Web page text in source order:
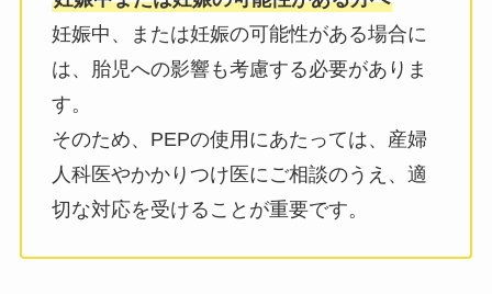
妊娠中、または妊娠の可能性がある場合に
は、胎児への影響も考慮する必要がありま
す。
そのため、PEPの使用にあたっては、産婦
人科医やかかりつけ医にご相談のうえ、適
切な対応を受けることが重要です。